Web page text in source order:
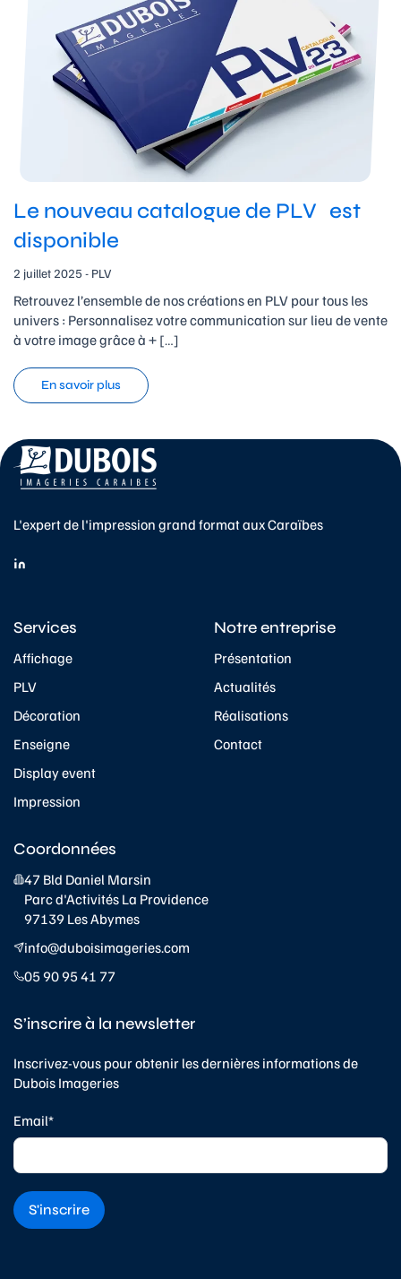
Le nouveau catalogue de PLV est
disponible
2 juillet 2025 - PLV
Retrouvez l’ensemble de nos créations en PLV pour tous les
univers : Personnalisez votre communication sur lieu de vente
à votre image grâce à + […]
En savoir plus
L'expert de l'impression grand format aux Caraïbes
Services
Affichage
PLV
Décoration
Enseigne
Display event
Impression
Notre entreprise
Présentation
Actualités
Réalisations
Contact
Coordonnées
47 Bld Daniel Marsin
Parc d'Activités La Providence
97139 Les Abymes
info@duboisimageries.com
05 90 95 41 77
S’inscrire à la newsletter
Inscrivez-vous pour obtenir les dernières informations de
Dubois Imageries
Email*